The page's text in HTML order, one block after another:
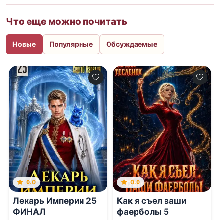
Что еще можно почитать
Новые Популярные Обсуждаемые
0.0
Лекарь Империи 25
ФИНАЛ
0.0
Как я съел ваши
фаерболы 5